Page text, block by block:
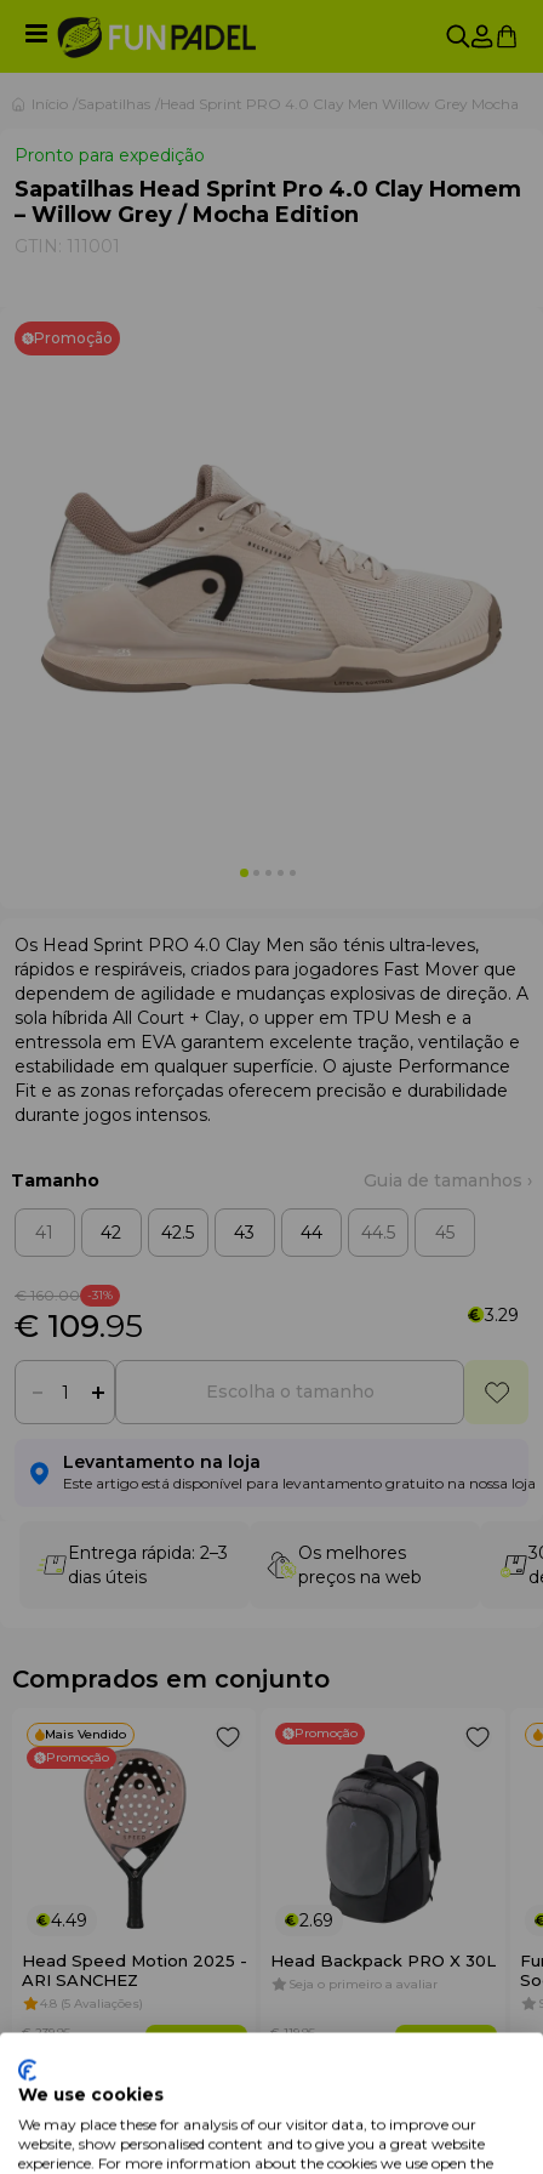
Início Sapatilhas Head Sprint PRO 4.0 Clay Men Willow Grey Mocha
Pronto para expedição
Sapatilhas Head Sprint Pro 4.0 Clay Homem
– Willow Grey / Mocha Edition
GTIN: 111001
Promoção
Os Head Sprint PRO 4.0 Clay Men são ténis ultra-leves,
rápidos e respiráveis, criados para jogadores Fast Mover que
dependem de agilidade e mudanças explosivas de direção. A
sola híbrida All Court + Clay, o upper em TPU Mesh e a
entressola em EVA garantem excelente tração, ventilação e
estabilidade em qualquer superfície. O ajuste Performance
Fit e as zonas reforçadas oferecem precisão e durabilidade
durante jogos intensos.
Tamanho Guia de tamanhos ›
41 42 42.5 43 44 44.5 45
€ 160.00 -31%
€ 109.95 3.29
Escolha o tamanho
Levantamento na loja
Este artigo está disponível para levantamento gratuito na nossa loja
Entrega rápida: 2–3
dias úteis
Os melhores
preços na web
Comprados em conjunto
Mais Vendido
Promoção
4.49
Head Speed Motion 2025 -
ARI SANCHEZ
4.8 (5 Avaliações)
€ 239.95
Promoção
2.69
Head Backpack PRO X 30L
Seja o primeiro a avaliar
€ 119.95
Características
We use cookies
We may place these for analysis of our visitor data, to improve our
website, show personalised content and to give you a great website
experience. For more information about the cookies we use open the